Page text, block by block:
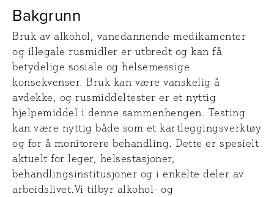
Bakgrunn
Bruk av alkohol, vanedannende medikamenter
og illegale rusmidler er utbredt og kan få
betydelige sosiale og helsemessige
konsekvenser. Bruk kan være vanskelig å
avdekke, og rusmiddeltester er et nyttig
hjelpemiddel i denne sammenhengen. Testing
kan være nyttig både som et kartleggingsverktøy
og for å monitorere behandling. Dette er spesielt
aktuelt for leger, helsestasjoner,
behandlingsinstitusjoner og i enkelte deler av
arbeidslivet.Vi tilbyr alkohol- og